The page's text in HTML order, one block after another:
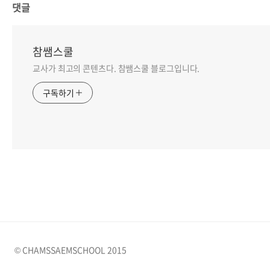
댓글
참쌤스쿨
교사가 최고의 콘텐츠다. 참쌤스쿨 블로그입니다.
구독하기
© CHAMSSAEMSCHOOL 2015